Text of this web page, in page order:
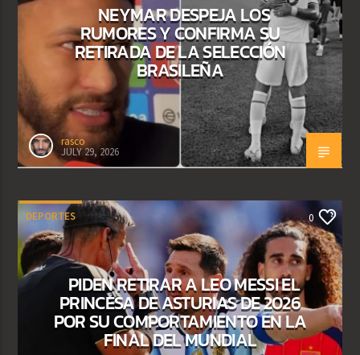
NEYMAR DESPEJA LOS
RUMORES Y CONFIRMA SU
RETIRADA DE LA SELECCIÓN
BRASILEÑA
rasco
JULY 29, 2026
DEPORTES 0
PIDEN RETIRAR A LEO MESSI EL
PRINCESA DE ASTURIAS DE 2026
POR SU COMPORTAMIENTO EN LA
FINAL DEL MUNDIAL